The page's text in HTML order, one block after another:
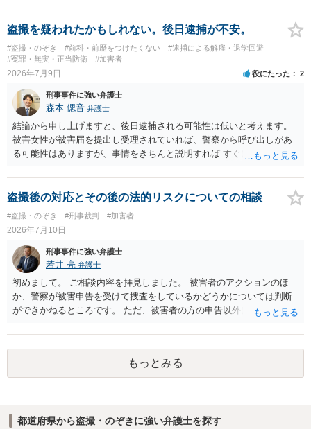
盗撮を疑われたかもしれない。後日逮捕が不安。
#盗撮・のぞき #前科・前歴をつけたくない
#逮捕による解雇・退学回避
#冤罪・無実・正当防衛
#加害者
2026年7月9日 役にたった 2
刑事事件に強い弁護士
森本 偲音 弁護士
結論から申し上げますと、後日逮捕される可能性は低いと考えます。
被害女性が被害届を提出し受理されていれば、警察から呼び出しがあ
る可能性はありますが、事情をきちんと説明すれば すぐに逮捕される
の画像が盗撮した画像等であれば別途問題となる可能性はあります
が、被害者が特定できない以上、 立件することは難しく、厳重注意で
盗撮後の対応とその後の法的リスクについての相談
#盗撮・のぞき #刑事裁判 #加害者
2026年7月10日
刑事事件に強い弁護士
若井 亮 弁護士
初めまして。 ご相談内容を拝見しました。 被害者のアクションのほ
か、警察が被害申告を受けて捜査をしているかどうかについては判断
ができかねるところです。 ただ、被害者の方の申告以外に証拠が無い
す。 万が一、警察から連絡が来るようなことがあれば、その際に改め
て弁護士にご相談ください。
もっとみる
都道府県から盗撮・のぞきに強い弁護士を探す